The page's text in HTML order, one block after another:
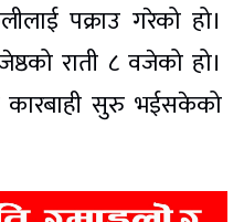
पक्राउ गरेको हो।
राती ८ वजेको हो।
सुरु भईसकेको